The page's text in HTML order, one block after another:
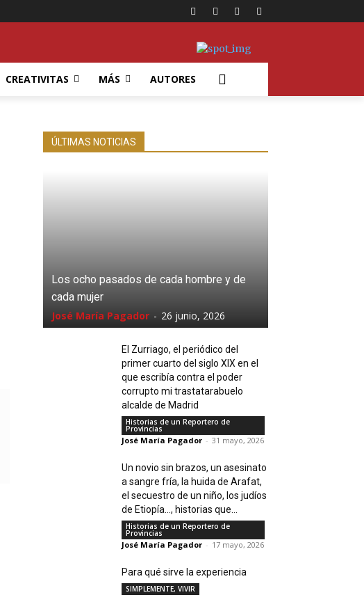
CREATIVITAS MÁS AUTORES
ÚLTIMAS NOTICIAS
Los ocho pasados de cada hombre y de
cada mujer
José María Pagador - 26 junio, 2026
El Zurriago, el periódico del
primer cuarto del siglo XIX en el
que escribía contra el poder
corrupto mi trastatarabuelo
alcalde de Madrid
Historias de un Reportero de
Provincias
José María Pagador - 31 mayo, 2026
Un novio sin brazos, un asesinato
a sangre fría, la huida de Arafat,
el secuestro de un niño, los judíos
de Etiopía…, historias que...
Historias de un Reportero de
Provincias
José María Pagador - 17 mayo, 2026
Para qué sirve la experiencia
SIMPLEMENTE, VIVIR